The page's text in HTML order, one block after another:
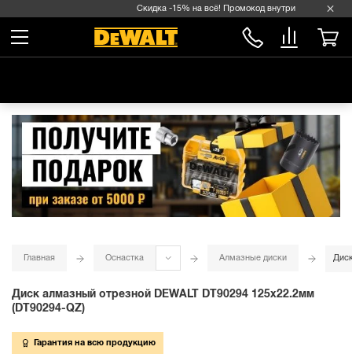
Скидка -15% на всё! Промокод внутри →
Главная Оснастка Алмазные диски
Диск алмазный отрезной DEWALT DT90294 125х22.2мм
(DT90294-QZ)
Гарантия на всю продукцию